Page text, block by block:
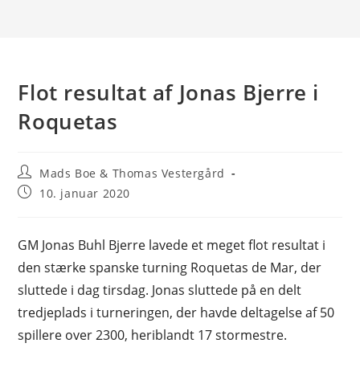
Flot resultat af Jonas Bjerre i
Roquetas
Post
author:
Mads Boe & Thomas Vestergård
Post10. januar 2020
GM Jonas Buhl Bjerre lavede et meget flot resultat i
den stærke spanske turning Roquetas de Mar, der
sluttede i dag tirsdag. Jonas sluttede på en delt
tredjeplads i turneringen, der havde deltagelse af 50
spillere over 2300, heriblandt 17 stormestre.